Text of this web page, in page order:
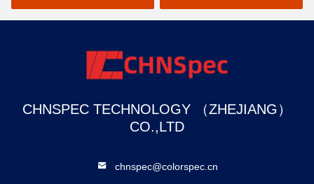
CHNSPEC TECHNOLOGY （ZHEJIANG）
CO.,LTD
chnspec@colorspec.cn